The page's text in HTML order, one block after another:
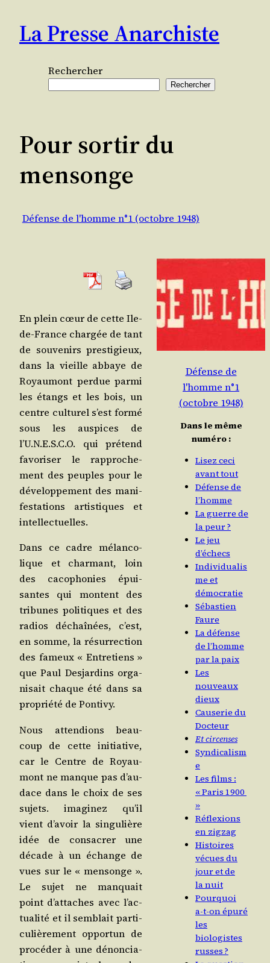
contenu
La Presse Anarchiste
Rechercher
Rechercher
Pour sortir du
mensonge
Défense de l'homme n°1 (octobre 1948)
En plein cœur de cette Ile-
de-France char­gée de tant
de sou­ve­nirs pres­ti­gieux,
dans la vieille abbaye de
Royau­mont per­due par­mi
les étangs et les bois, un
centre cultu­rel s’est for­mé
sous les aus­pices de
l’U.N.E.S.C.O. qui pré­tend
favo­ri­ser le rap­pro­che­
ment des peuples pour le
déve­lop­pe­ment des mani­
fes­ta­tions artis­tiques et
intellectuelles.
Dans ce cadre mélan­co­
lique et char­mant, loin
des caco­pho­nies épui­
santes qui montent des
tri­bunes poli­tiques et des
radios déchaî­nées, c’est,
en somme, la résur­rec­tion
des fameux « Entre­tiens »
que Paul Des­jar­dins orga­
ni­sait chaque été dans sa
pro­prié­té de Pontivy.
Nous atten­dions beau­
coup de cette ini­tia­tive,
car le Centre de Royau­
mont ne manque pas d’au­
dace dans le choix de ses
sujets. ima­gi­nez qu’il
vient d’a­voir la sin­gu­lière
idée de consa­crer une
décade à un échange de
vues sur le « men­songe ».
Le sujet ne man­quait
point d’at­taches avec l’ac­
tua­li­té et il sem­blait par­ti­
cu­liè­re­ment oppor­tun de
pro­cé­der à une dénon­cia­
Défense de
l'homme n°1
(octobre 1948)
Dans le même
numéro :
Lisez ceci
avant tout
Défense de
l’homme
La guerre de
la peur ?
Le jeu
d’échecs
Individualis
me et
démocratie
Sébastien
Faure
La défense
de l’homme
par la paix
Les
nouveaux
dieux
Causerie du
Docteur
Et circenses
Syndicalism
e
Les films :
« Paris 1900
»
Réflexions
en zigzag
Histoires
vécues du
jour et de
la nuit
Pourquoi
a‑t-on épuré
les
biologistes
russes ?